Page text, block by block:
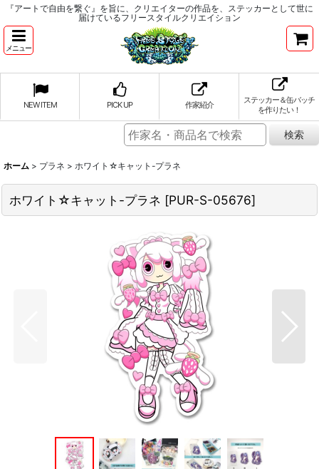
『アートで自由を繋ぐ』を旨に、クリエイターの作品を、ステッカーとして世に
届けているフリースタイルクリエイション
メニュー
NEW ITEM PICK UP 作家紹介
ステッカー＆缶バッチ
を作りたい！
ホーム > プラネ > ホワイト☆キャット-プラネ
ホワイト☆キャット-プラネ [PUR-S-05676]